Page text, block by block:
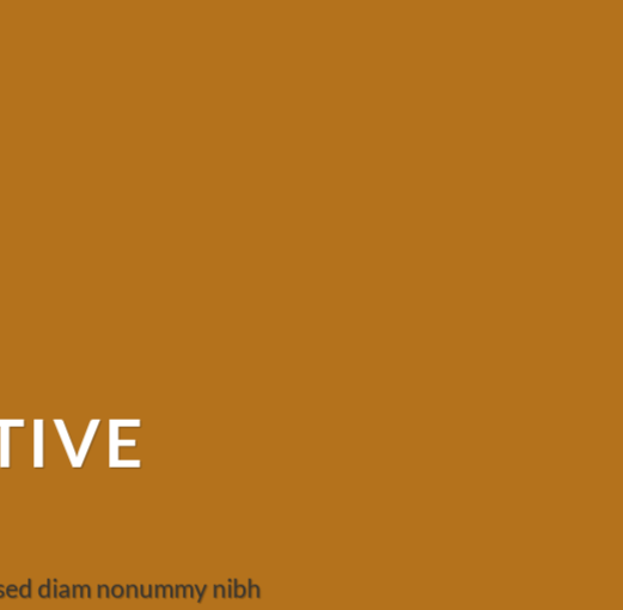
diam nonummy nibh